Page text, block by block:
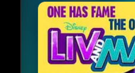
《
⭐
收藏
⭐️ 评分：
✅